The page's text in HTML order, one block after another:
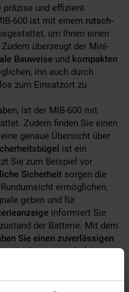
präzise und effizient
600 ist mit einem rutsch-
um Ihnen einen
überzeugt der Mini-
Bauweise und kompakten
ihn auch durch
zum Einsatzort zu
ist der MIB-600 mit
Zudem finden Sie einen
genaue Übersicht über
ist ein
Sie zum Beispiel vor
Sicherheit sorgen die
ermöglichen.
geben und für
informiert Sie
der Batterie. Mit dem
Sie einen zuverlässigen
der Ihnen in vielerlei
Sie von seinen
Ihre Arbeiten auf engem